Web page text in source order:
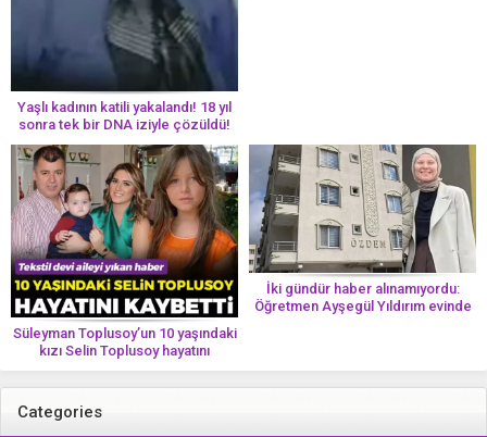
Yaşlı kadının katili yakalandı! 18 yıl
sonra tek bir DNA iziyle çözüldü!
Süleyman Toplusoy’un 10 yaşındaki
kızı Selin Toplusoy hayatını
kaybetti! ‘Ah dünya güzeli melek’
İki gündür haber alınamıyordu:
Öğretmen Ayşegül Yıldırım evinde
Categories